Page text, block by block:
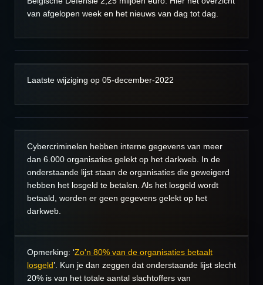
van afgelopen week en het nieuws van dag tot dag.
Laatste wijziging op 05-december-2022
Cybercriminelen hebben interne gegevens van meer
dan 6.000 organisaties gelekt op het darkweb. In de
onderstaande lijst staan de organisaties die geweigerd
hebben het losgeld te betalen. Als het losgeld wordt
betaald, worden er geen gegevens gelekt op het
darkweb.
Opmerking: ‘Zo'n 80% van de organisaties betaalt
losgeld’. Kun je dan zeggen dat onderstaande lijst slecht
20% is van het totale aantal slachtoffers van